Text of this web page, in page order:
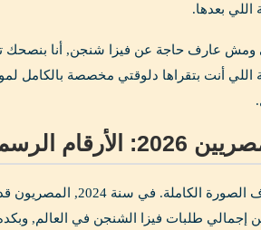
بعدها.
ومش عارف حاجة عن فيزا شنجن, أنا بنصحك
اللي أنت بتقراها دلوقتي مخصصة
الأوروبية